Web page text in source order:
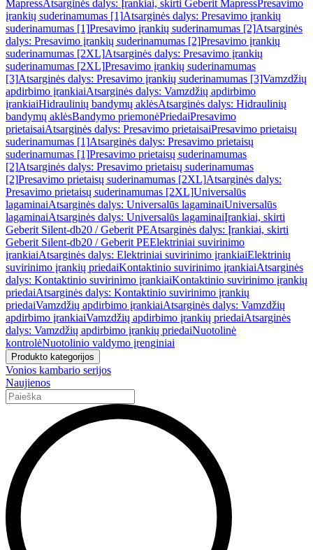
MapressAtsarginės dalys: Įrankiai, skirti Geberit MapressPresavimo
įrankių suderinamumas [1]Atsarginės dalys: Presavimo įrankių
suderinamumas [1]Presavimo įrankių suderinamumas [2]Atsarginės
dalys: Presavimo įrankių suderinamumas [2]Presavimo įrankių
suderinamumas [2XL]Atsarginės dalys: Presavimo įrankių
suderinamumas [2XL]Presavimo įrankių suderinamumas
[3]Atsarginės dalys: Presavimo įrankių suderinamumas [3]Vamzdžių
apdirbimo įrankiaiAtsarginės dalys: Vamzdžių apdirbimo
įrankiaiHidraulinių bandymų aklėsAtsarginės dalys: Hidraulinių
bandymų aklėsBandymo priemonėPriedaiPresavimo
prietaisaiAtsarginės dalys: Presavimo prietaisaiPresavimo prietaisų
suderinamumas [1]Atsarginės dalys: Presavimo prietaisų
suderinamumas [1]Presavimo prietaisų suderinamumas
[2]Atsarginės dalys: Presavimo prietaisų suderinamumas
[2]Presavimo prietaisų suderinamumas [2XL]Atsarginės dalys:
Presavimo prietaisų suderinamumas [2XL]Universalūs
lagaminaiAtsarginės dalys: Universalūs lagaminaiUniversalūs
lagaminaiAtsarginės dalys: Universalūs lagaminaiĮrankiai, skirti
Geberit Silent-db20 / Geberit PEAtsarginės dalys: Įrankiai, skirti
Geberit Silent-db20 / Geberit PEElektriniai suvirinimo
įrankiaiAtsarginės dalys: Elektriniai suvirinimo įrankiaiElektrinių
suvirinimo įrankių priedaiKontaktinio suvirinimo įrankiaiAtsarginės
dalys: Kontaktinio suvirinimo įrankiaiKontaktinio suvirinimo įrankių
priedaiAtsarginės dalys: Kontaktinio suvirinimo įrankių
priedaiVamzdžių apdirbimo įrankiaiAtsarginės dalys: Vamzdžių
apdirbimo įrankiaiVamzdžių apdirbimo įrankių priedaiAtsarginės
dalys: Vamzdžių apdirbimo įrankių priedaiNuotolinė
kontrolėNuotolinio valdymo įrenginiai
Produkto kategorijos
Vonios kambario serijos
Naujienos